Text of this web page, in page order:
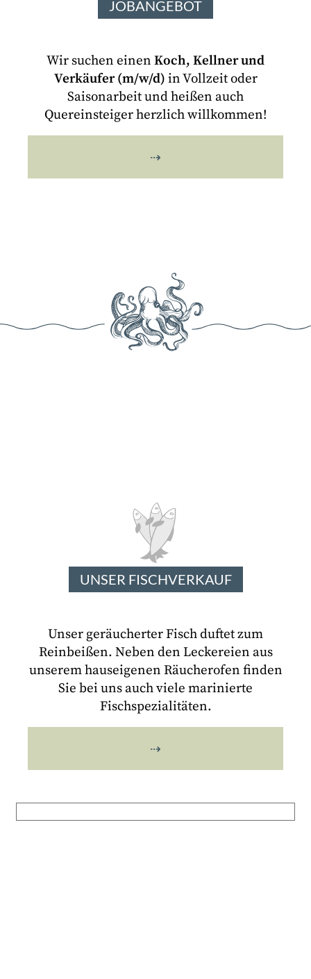
JOBANGEBOT
Wir suchen einen Koch, Kellner und
Verkäufer (m/w/d) in Vollzeit oder
Saisonarbeit und heißen auch
Quereinsteiger herzlich willkommen!
⇢
UNSER FISCHVERKAUF
Unser geräucherter Fisch duftet zum
Reinbeißen. Neben den Leckereien aus
unserem hauseigenen Räucherofen finden
Sie bei uns auch viele marinierte
Fischspezialitäten.
⇢